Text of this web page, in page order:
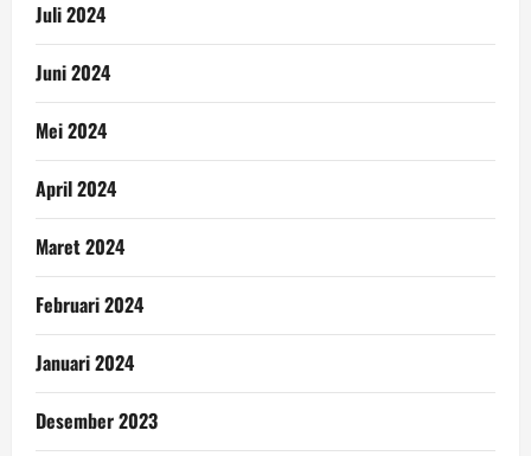
Juli 2024
Juni 2024
Mei 2024
April 2024
Maret 2024
Februari 2024
Januari 2024
Desember 2023